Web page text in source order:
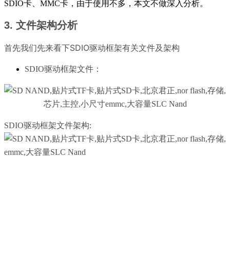
SDIO卡、MMC卡，由于使用不多，本文不做深入分析。
3. 文件架构分析
首先我们先来看下SDIO驱动框架有关文件及架构
SDIO驱动框架文件：
SDIO驱动框架文件架构: